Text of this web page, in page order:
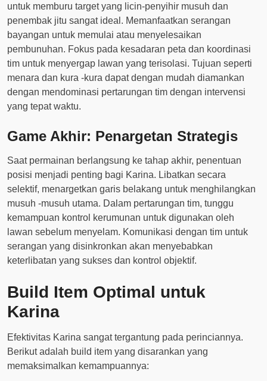
untuk memburu target yang licin-penyihir musuh dan
penembak jitu sangat ideal. Memanfaatkan serangan
bayangan untuk memulai atau menyelesaikan
pembunuhan. Fokus pada kesadaran peta dan koordinasi
tim untuk menyergap lawan yang terisolasi. Tujuan seperti
menara dan kura -kura dapat dengan mudah diamankan
dengan mendominasi pertarungan tim dengan intervensi
yang tepat waktu.
Game Akhir: Penargetan Strategis
Saat permainan berlangsung ke tahap akhir, penentuan
posisi menjadi penting bagi Karina. Libatkan secara
selektif, menargetkan garis belakang untuk menghilangkan
musuh -musuh utama. Dalam pertarungan tim, tunggu
kemampuan kontrol kerumunan untuk digunakan oleh
lawan sebelum menyelam. Komunikasi dengan tim untuk
serangan yang disinkronkan akan menyebabkan
keterlibatan yang sukses dan kontrol objektif.
Build Item Optimal untuk
Karina
Efektivitas Karina sangat tergantung pada perinciannya.
Berikut adalah build item yang disarankan yang
memaksimalkan kemampuannya: